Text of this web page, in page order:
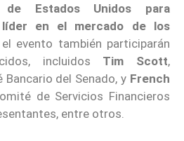
Estados Unidos para
líder en el mercado de los
el evento también participarán
incluidos Tim Scott,
del Senado, y French
de Servicios Financieros
entre otros.